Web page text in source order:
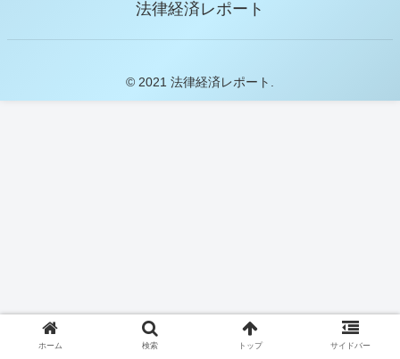
法律経済レポート
© 2021 法律経済レポート.
ホーム 検索 トップ サイドバー